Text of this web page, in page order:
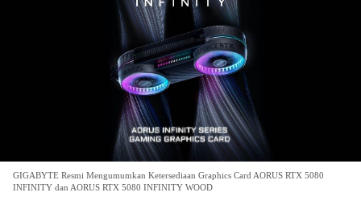
GIGABYTE Resmi Mengumumkan Ketersediaan Graphics Card AORUS RTX 5080
INFINITY dan AORUS RTX 5080 INFINITY WOOD